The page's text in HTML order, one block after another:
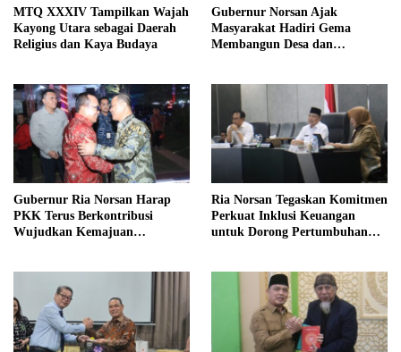
MTQ XXXIV Tampilkan Wajah
Kayong Utara sebagai Daerah
Religius dan Kaya Budaya
Gubernur Norsan Ajak
Masyarakat Hadiri Gema
Membangun Desa dan
Gubernur Ria Norsan Harap
PKK Terus Berkontribusi
Wujudkan Kemajuan
Ria Norsan Tegaskan Komitmen
Perkuat Inklusi Keuangan
untuk Dorong Pertumbuhan